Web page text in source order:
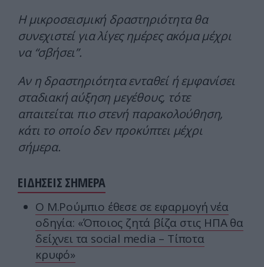
Η μικροσεισμική δραστηριότητα θα
συνεχιστεί για λίγες ημέρες ακόμα μέχρι
να “σβήσει”.
Αν η δραστηριότητα ενταθεί ή εμφανίσει
σταδιακή αύξηση μεγέθους, τότε
απαιτείται πιο στενή παρακολούθηση,
κάτι το οποίο δεν προκύπτει μέχρι
σήμερα.
ΕΙΔΗΣΕΙΣ ΣΗΜΕΡΑ
Ο Μ.Ρούμπιο έθεσε σε εφαρμογή νέα
οδηγία: «Όποιος ζητά βίζα στις ΗΠΑ θα
δείχνει τα social media – Τίποτα
κρυφό»